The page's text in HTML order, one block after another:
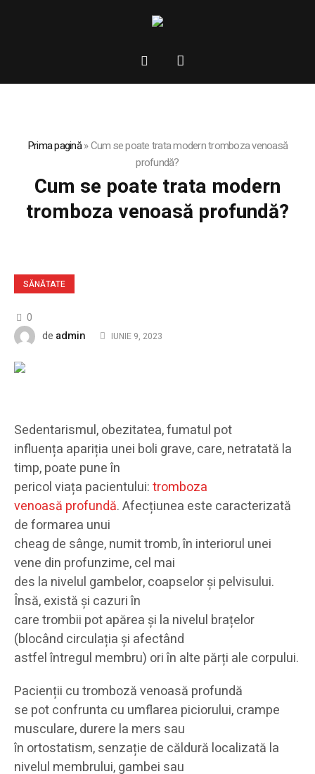
Prima pagină»Cum se poate trata modern tromboza venoasă
profundă?
Cum se poate trata modern
tromboza venoasă profundă?
SĂNĂTATE
0
de admin IUNIE 9, 2023
Sedentarismul, obezitatea, fumatul pot
influența apariția unei boli grave, care, netratată la
timp, poate pune în
pericol viața pacientului:tromboza
venoasă profundă. Afecțiunea este caracterizată
de formarea unui
cheag de sânge, numit tromb, în interiorul unei
vene din profunzime, cel mai
des la nivelul gambelor, coapselor și pelvisului.
Însă, există și cazuri în
care trombii pot apărea și la nivelul brațelor
(blocând circulația și afectând
astfel întregul membru) ori în alte părți ale corpului.
Pacienții cu tromboză venoasă profundă
se pot confrunta cu umflarea piciorului, crampe
musculare, durere la mers sau
în ortostatism, senzație de căldură localizată la
nivelul membrului, gambei sau